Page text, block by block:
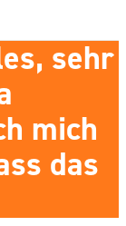
sehr
mich
das